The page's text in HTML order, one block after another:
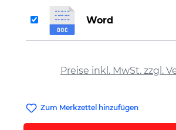
Preise inkl. MwSt. zzgl.
Word
Zum Merkzettel hinzufügen